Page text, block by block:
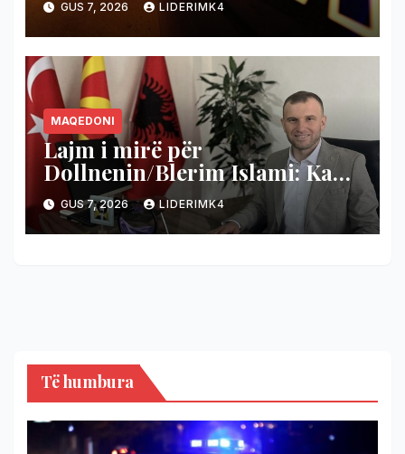
GUS 7, 2026 LIDERIMK4
MAQEDONI
Lajm i mirë për
Dollnenin/Blerim Islami: Ka
nisur projekti i shumëpritur
për rrugën Cërnilishtë–
Ropotovë
GUS 7, 2026 LIDERIMK4
Të humbura